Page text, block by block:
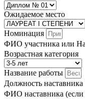
Ожидаемое место
Номинация
ФИО участника или
Возрастная категория
Название работы
Должность
ФИО наставника (если